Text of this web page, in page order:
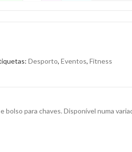
Desporto, Eventos, Fitness
para chaves. Disponível numa